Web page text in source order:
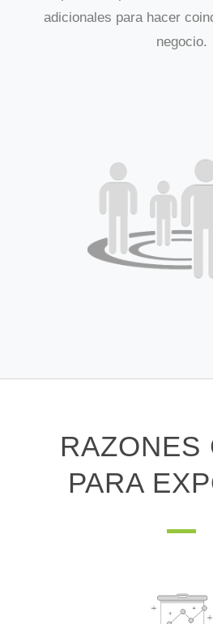
adicionales para hacer
negocio.
RAZONES
PARA